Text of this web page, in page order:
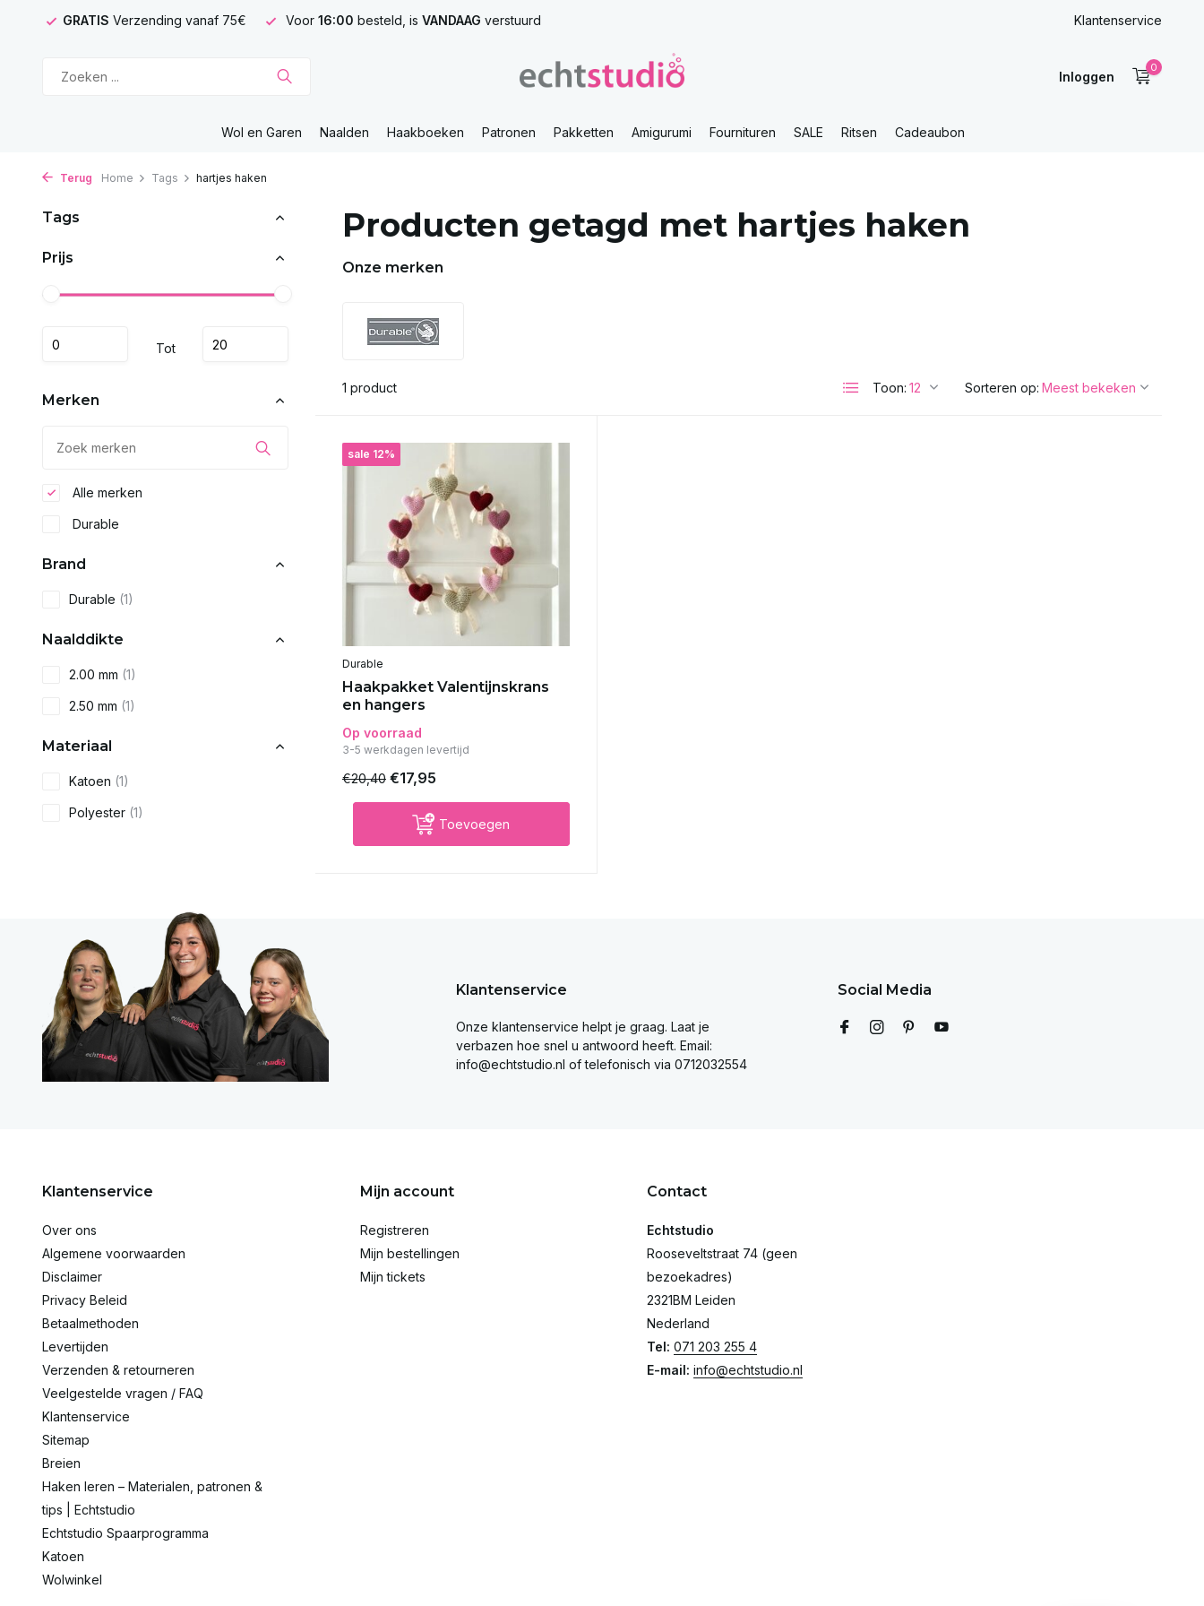
GRATIS Verzending vanaf 75€ Voor 16:00 besteld, is VANDAAG verstuurd Klantenservice
Inloggen
0
Wol en Garen Naalden Haakboeken Patronen Pakketten Amigurumi Fournituren SALE Ritsen Cadeaubon
Terug Home Tags hartjes haken
Tags
Prijs
Tot
Merken
Alle merken
Durable
Brand
Durable (1)
Naalddikte
2.00 mm (1)
2.50 mm (1)
Materiaal
Katoen (1)
Polyester (1)
Producten getagd met hartjes haken
Onze merken
1 product Toon: Sorteren op:
sale 12%
Durable
Haakpakket Valentijnskrans
en hangers
Op voorraad
3-5 werkdagen levertijd
€20,40 €17,95
Toevoegen
Klantenservice
Onze klantenservice helpt je graag. Laat je
verbazen hoe snel u antwoord heeft. Email:
info@echtstudio.nl of telefonisch via 0712032554
Social Media
Klantenservice
Over ons
Algemene voorwaarden
Disclaimer
Privacy Beleid
Betaalmethoden
Levertijden
Verzenden & retourneren
Veelgestelde vragen / FAQ
Klantenservice
Sitemap
Breien
Haken leren – Materialen, patronen &
tips | Echtstudio
Echtstudio Spaarprogramma
Katoen
Wolwinkel
Mijn account
Registreren
Mijn bestellingen
Mijn tickets
Contact
Echtstudio
Rooseveltstraat 74 (geen
bezoekadres)
2321BM Leiden
Nederland
Tel: 071 203 255 4
E-mail: info@echtstudio.nl